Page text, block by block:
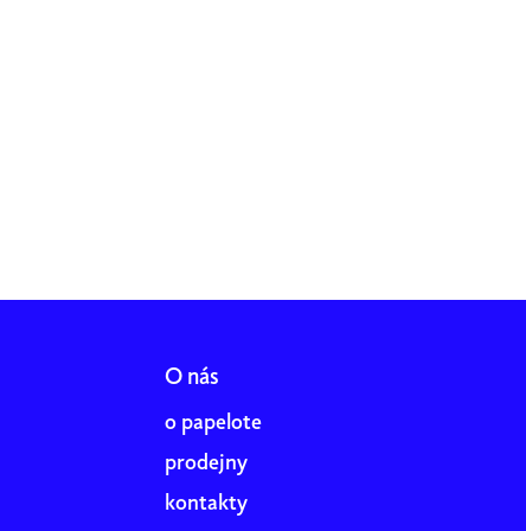
O nás
o papelote
prodejny
kontakty